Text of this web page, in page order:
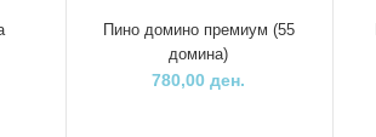
Пино домино премиум (55
домина)
780,00 ден.